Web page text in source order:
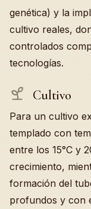
genética) y la
cultivo reales,
controlados
tecnologías.
Cultivo
Para un cultivo
templado con
entre los 15°C y
crecimiento,
formación del
profundos y con